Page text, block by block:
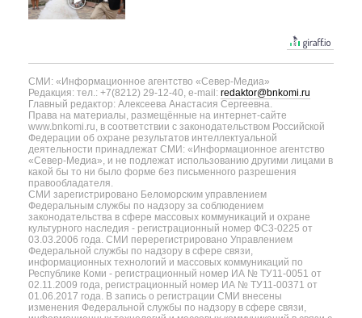
СМИ: «Информационное агентство «Север-Медиа»
Редакция: тел.: +7(8212) 29-12-40, e-mail: redaktor@bnkomi.ru
Главный редактор: Алексеева Анастасия Сергеевна.
Права на материалы, размещённые на интернет-сайте
www.bnkomi.ru, в соответствии с законодательством Российской
Федерации об охране результатов интеллектуальной
деятельности принадлежат СМИ: «Информационное агентство
«Север-Медиа», и не подлежат использованию другими лицами в
какой бы то ни было форме без письменного разрешения
правообладателя.
СМИ зарегистрировано Беломорским управлением
Федеральным службы по надзору за соблюдением
законодательства в сфере массовых коммуникаций и охране
культурного наследия - регистрационный номер ФС3-0225 от
03.03.2006 года. СМИ перерегистрировано Управлением
Федеральной службы по надзору в сфере связи,
информационных технологий и массовых коммуникаций по
Республике Коми - регистрационный номер ИА № ТУ11-0051 от
02.11.2009 года, регистрационный номер ИА № ТУ11-00371 от
01.06.2017 года. В запись о регистрации СМИ внесены
изменения Федеральной службы по надзору в сфере связи,